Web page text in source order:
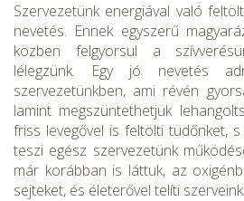
Szervezetünk energiával való
nevetés. Ennek egyszerű
közben felgyorsul a
lélegzünk. Egy jó nevetés
szervezetünkben, ami révén
lamint megszüntethetjük
friss leve­gővel is feltölti tüdőnket,
teszi egész szerve­zetünk
már korábban is láttuk, az
sejteket, és életerővel telíti